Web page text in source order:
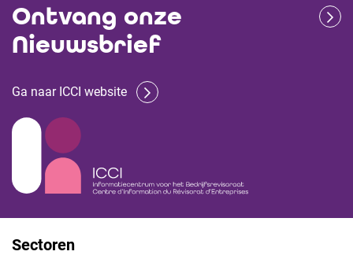
Ontvang onze
Nieuwsbrief
Ga naar ICCI website
Sectoren